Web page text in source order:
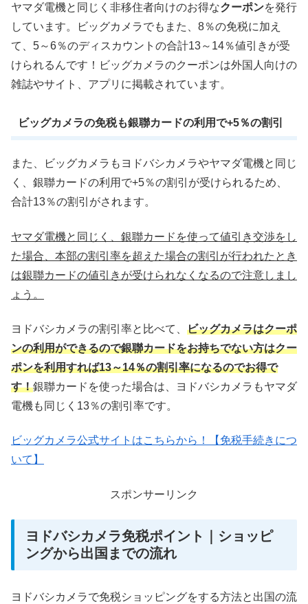
ヤマダ電機と同じく非移住者向けのお得なクーポンを発行
しています。ビッグカメラでもまた、8％の免税に加え
て、5～6％のディスカウントの合計13～14％値引きが受
けられるんです！ビッグカメラのクーポンは外国人向けの
雑誌やサイト、アプリに掲載されています。
ビッグカメラの免税も銀聯カードの利用で+5％の割引
また、ビッグカメラもヨドバシカメラやヤマダ電機と同じ
く、銀聯カードの利用で+5％の割引が受けられるため、
合計13％の割引がされます。
ヤマダ電機と同じく、銀聯カードを使って値引き交渉をし
た場合、本部の割引率を超えた場合の割引が行われたとき
は銀聯カードの値引きが受けられなくなるので注意しまし
ょう。
ヨドバシカメラの割引率と比べて、 ビッグカメラはクーポ
ンの利用ができるので銀聯カードをお持ちでない方はクー
ポンを利用すれば13～14％の割引率になるのでお得で
す！銀聯カードを使った場合は、ヨドバシカメラもヤマダ
電機も同じく13％の割引率です。
ビッグカメラ公式サイトはこちらから！【免税手続きにつ
いて】
スポンサーリンク
ヨドバシカメラ免税ポイント｜ショッピ
ングから出国までの流れ
ヨドバシカメラで免税ショッピングをする方法と出国の流